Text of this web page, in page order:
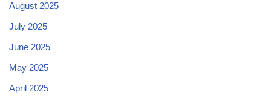
August 2025
July 2025
June 2025
May 2025
April 2025